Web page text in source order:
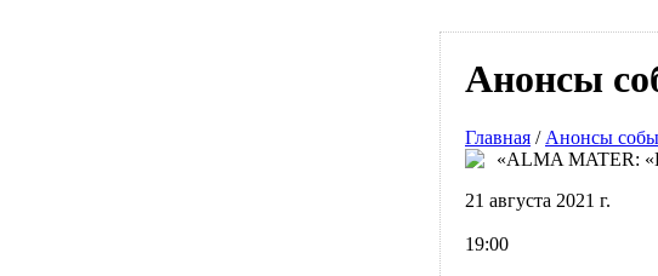
Анонсы
Главная /Анонсы
«ALMA
21 августа 2021 г.
19:00